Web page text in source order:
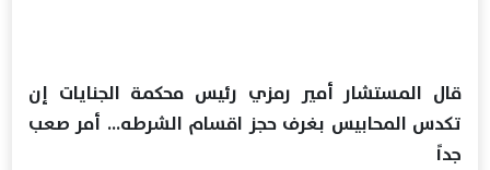
قال المستشار أمير رمزي رئيس محكمة الجنايات إن
تكدس المحابيس بغرف حجز اقسام الشرطه… أمر صعب
جداً